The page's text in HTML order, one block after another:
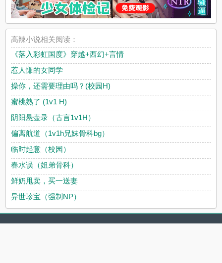
高辣小说相关阅读：
《落入彩虹国度》穿越+西幻+言情
惹人慊的女同学
操你，还需要理由吗？(校园H)
蜜桃熟了 (1v1 H)
阴阳悬壶录（古言1v1H）
偏离航道（1v1h兄妹骨科bg）
临时起意（校园）
春水误（姐弟骨科）
鲜奶甩卖，买一送妻
异世珍宝（强制NP）